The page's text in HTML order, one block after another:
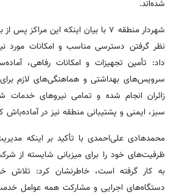
شده‌اند.
شهردار منطقه ۷ با بیان اینکه این
نظر گرفتن دسترسی مناسب و امکانات مورد
داد: تأمین تجهیزات و امکانات رفاهی،
سرویس‌های بهداشتی و هماهنگی‌های لازم
زائران انجام شده و تمامی نیروهای
سبز، ایمنی و پشتیبانی منطقه نیز در آماده‌باش
ظرفیت‌های خود را برای میزبانی شایسته از
به کار گرفته است، خاطرنشان کرد: تلاش
دستگاه‌های اجرایی و مشارکت همه عوامل